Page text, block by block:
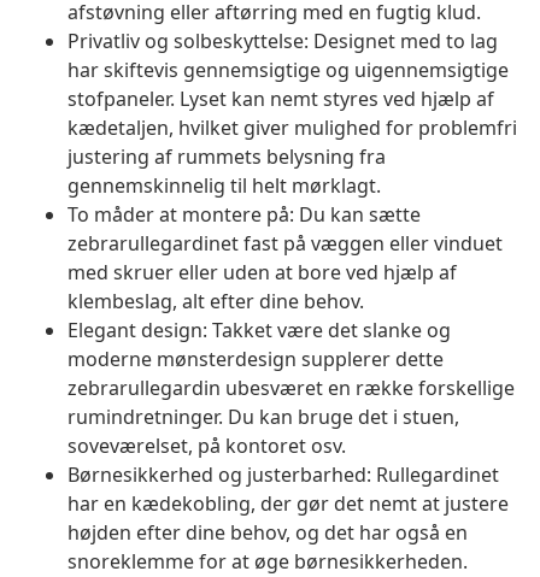
afstøvning eller aftørring med en fugtig klud.
Privatliv og solbeskyttelse: Designet med to lag
har skiftevis gennemsigtige og uigennemsigtige
stofpaneler. Lyset kan nemt styres ved hjælp af
kædetaljen, hvilket giver mulighed for problemfri
justering af rummets belysning fra
gennemskinnelig til helt mørklagt.
To måder at montere på: Du kan sætte
zebrarullegardinet fast på væggen eller vinduet
med skruer eller uden at bore ved hjælp af
klembeslag, alt efter dine behov.
Elegant design: Takket være det slanke og
moderne mønsterdesign supplerer dette
zebrarullegardin ubesværet en række forskellige
rumindretninger. Du kan bruge det i stuen,
soveværelset, på kontoret osv.
Børnesikkerhed og justerbarhed: Rullegardinet
har en kædekobling, der gør det nemt at justere
højden efter dine behov, og det har også en
snoreklemme for at øge børnesikkerheden.